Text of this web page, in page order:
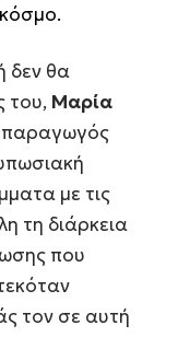
κόσμο.
δεν θα
του, Μαρία
παραγωγός
με τις
τη διάρκεια
που
τον σε αυτή